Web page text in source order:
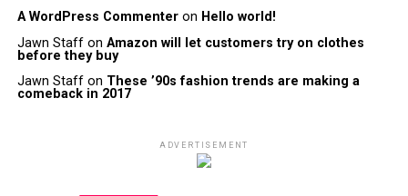
A WordPress Commenteron Hello world!
Jawn Staffon Amazon will let customers try on clothes
before they buy
Jawn Staffon These ’90s fashion trends are making a
comeback in 2017
ADVERTISEMENT